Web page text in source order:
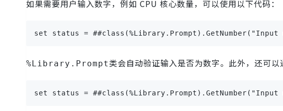
如果需要用户输入数字，例如 CPU 核心数量，可以使用以下代码：
set status =
%Library.Prompt 类会自动验证输入是否为数字。此外，还可
set status =